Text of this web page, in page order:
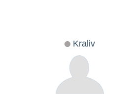
Kraliv